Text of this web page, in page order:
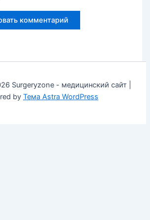
Surgeryzone - медицинский сайт |
by Тема Astra WordPress